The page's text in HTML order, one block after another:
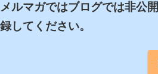
メルマガではブログでは非公